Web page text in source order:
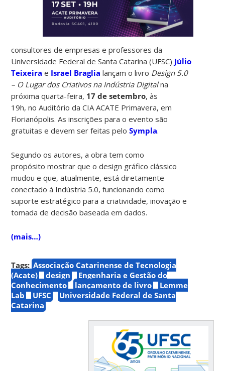
consultores de empresas e professores da
Universidade Federal de Santa Catarina (UFSC) Júlio
Teixeira e Israel Braglia lançam o livro Design 5.0
– O Lugar dos Criativos na Indústria Digitalna
próxima quarta-feira, 17 de setembro, às
19h, no Auditório da CIA ACATE Primavera, em
Florianópolis. As inscrições para o evento são
gratuitas e devem ser feitas peloSympla.
Segundo os autores, a obra tem como
propósito mostrar que o design gráfico clássico
mudou e que, atualmente, está diretamente
conectado à Indústria 5.0, funcionando como
suporte estratégico para a criatividade, inovação e
tomada de decisão baseada em dados.
(mais…)
Tags: Associação Catarinense de Tecnologia
(Acate)
design
Engenharia e Gestão do
Conhecimento
lançamento de livro
Lemme
Lab
UFSC
Universidade Federal de Santa
Catarina